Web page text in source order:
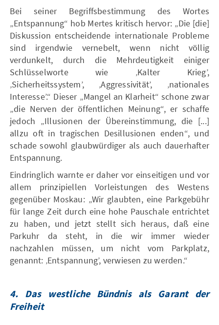
Bei seiner Begriffsbestimmung des Wortes
„Entspannung“ hob Mertes kritisch hervor: „Die [die]
Diskussion entscheidende internationale Probleme
sind irgendwie vernebelt, wenn nicht völlig
verdunkelt, durch die Mehrdeutigkeit einiger
Schlüsselworte wie ‚Kalter Krieg’,
‚Sicherheitssystem’, ‚Aggressivität’, ‚nationales
Interesse’.“ Dieser „Mangel an Klarheit“ schone zwar
„die Nerven der öffentlichen Meinung“, er schaffe
jedoch „Illusionen der Übereinstimmung, die [...]
allzu oft in tragischen Desillusionen enden“, und
schade sowohl glaubwürdiger als auch dauerhafter
Entspannung.
Eindringlich warnte er daher vor einseitigen und vor
allem prinzipiellen Vorleistungen des Westens
gegenüber Moskau: „Wir glaubten, eine Parkgebühr
für lange Zeit durch eine hohe Pauschale entrichtet
zu haben, und jetzt stellt sich heraus, daß eine
Parkuhr da steht, in die wir immer wieder
nachzahlen müssen, um nicht vom Parkplatz,
genannt: ‚Entspannung’, verwiesen zu werden.“
4. Das westliche Bündnis als Garant der
Freiheit